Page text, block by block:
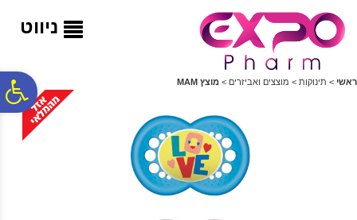
ניווט
ראשי > תינוקות > מוצצים ואביזרים > מוצץ MAM